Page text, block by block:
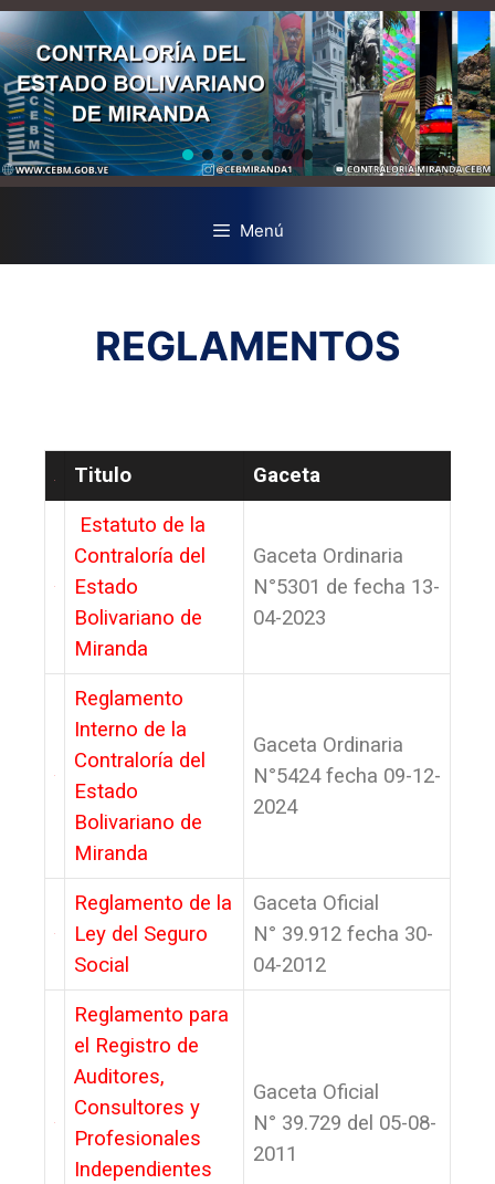
Menú
REGLAMENTOS
Titulo Gaceta
Estatuto de la
Contraloría del
Estado
Bolivariano de
Miranda
Gaceta Ordinaria
N°5301 de fecha 13-
04-2023
Reglamento
Interno de la
Contraloría del
Estado
Bolivariano de
Miranda
Gaceta Ordinaria
N°5424 fecha 09-12-
2024
Reglamento de la
Ley del Seguro
Social
Gaceta Oficial
N° 39.912 fecha 30-
04-2012
Reglamento para
el Registro de
Auditores,
Consultores y
Profesionales
Independientes
Gaceta Oficial
N° 39.729 del 05-08-
2011